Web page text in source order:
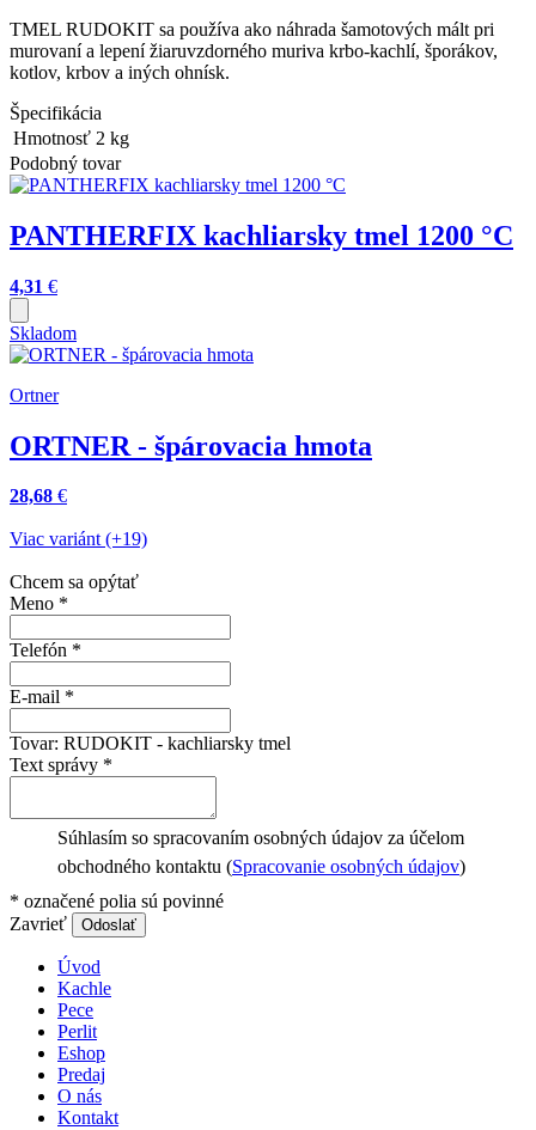
TMEL RUDOKIT sa používa ako náhrada šamotových mált pri
murovaní a lepení žiaruvzdorného muriva krbo-kachlí, šporákov,
kotlov, krbov a iných ohnísk.
Špecifikácia
Hmotnosť 2 kg
Podobný tovar
PANTHERFIX kachliarsky tmel 1200 °C
4,31 €
Skladom
Ortner
ORTNER - špárovacia hmota
28,68 €
Viac variánt (+19)
Chcem sa opýtať
Meno *
Telefón *
E-mail *
Tovar: RUDOKIT - kachliarsky tmel
Text správy *
Súhlasím so spracovaním osobných údajov za účelom
obchodného kontaktu (Spracovanie osobných údajov)
* označené polia sú povinné
Zavrieť
Odoslať
Úvod
Kachle
Pece
Perlit
Eshop
Predaj
O nás
Kontakt